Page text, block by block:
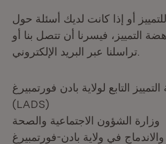
أو إذا كانت لديك أسئلة حول
التمييز، فيسرنا أن تتصل بنا أو
التابع لولاية بادن فورتمبيرغ
(LADS)
وزارة الشؤون الاجتماعية والصحة
والاندماج في ولاية بادن-فورتمبيرغ